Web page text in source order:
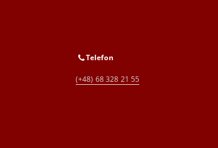
Telefon
(+48) 68 328 21 55